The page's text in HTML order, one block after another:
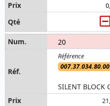
20
007.37.034.80.00
SILENT BLOCK